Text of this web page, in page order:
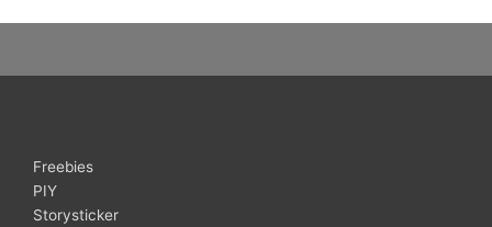
Freebies
PIY
Storysticker